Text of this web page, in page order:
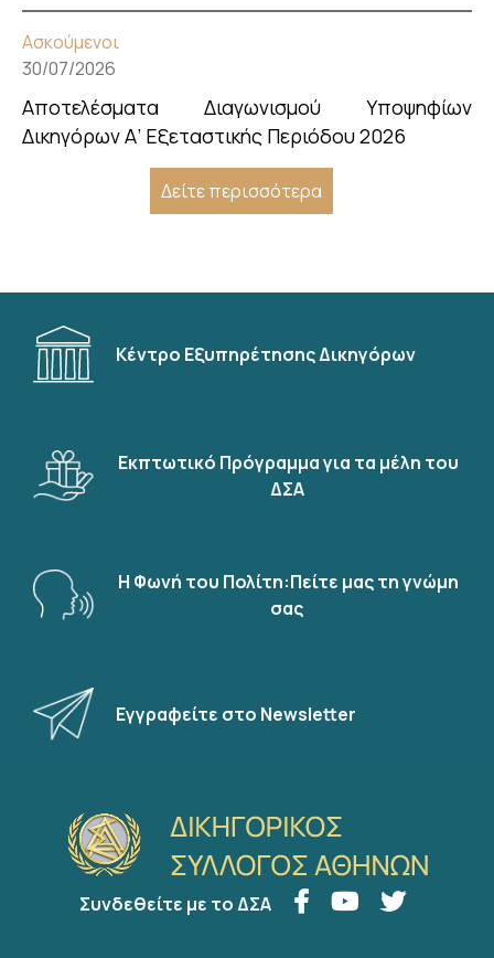
Ασκούμενοι
30/07/2026
Αποτελέσματα Διαγωνισμού Υποψηφίων
Δικηγόρων Α’ Εξεταστικής Περιόδου 2026
Δείτε περισσότερα
Κέντρο Εξυπηρέτησης Δικηγόρων
Εκπτωτικό Πρόγραμμα για τα μέλη του
ΔΣΑ
Η Φωνή του Πολίτη:Πείτε μας τη γνώμη
σας
Εγγραφείτε στο Newsletter
Συνδεθείτε με το ΔΣΑ